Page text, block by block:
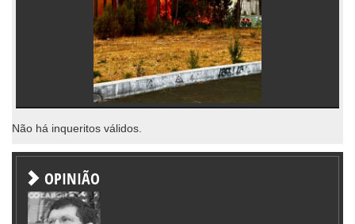
Não há inqueritos válidos.
OPINIÃO